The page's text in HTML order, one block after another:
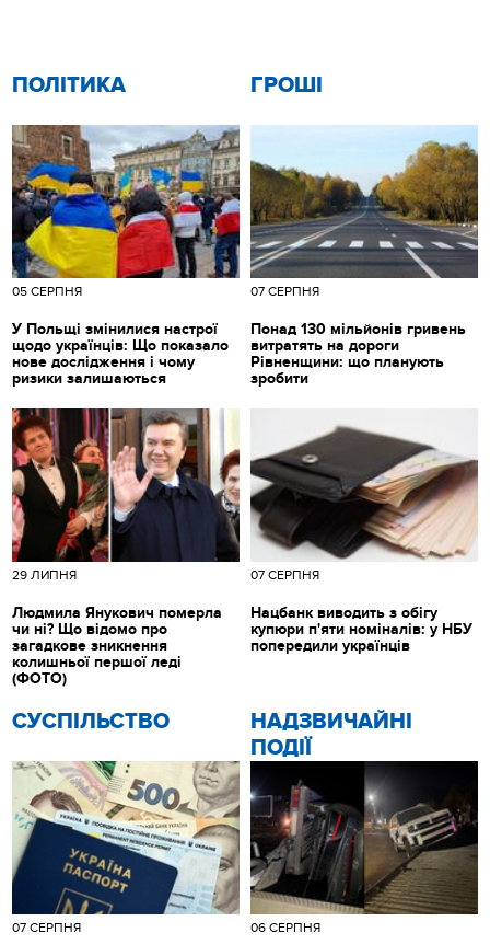
ПОЛІТИКА
05 СЕРПНЯ
У Польщі змінилися настрої
щодо українців: Що показало
нове дослідження і чому
ризики залишаються
ГРОШІ
07 СЕРПНЯ
Понад 130 мільйонів гривень
витратять на дороги
Рівненщини: що планують
зробити
CУСПІЛЬСТВО
07 СЕРПНЯ
НАДЗВИЧАЙНІ
ПОДІЇ
06 СЕРПНЯ
29 ЛИПНЯ
Людмила Янукович померла
чи ні? Що відомо про
загадкове зникнення
колишньої першої леді
(ФОТО)
07 СЕРПНЯ
Нацбанк виводить з обігу
купюри п'яти номіналів: у НБУ
попередили українців